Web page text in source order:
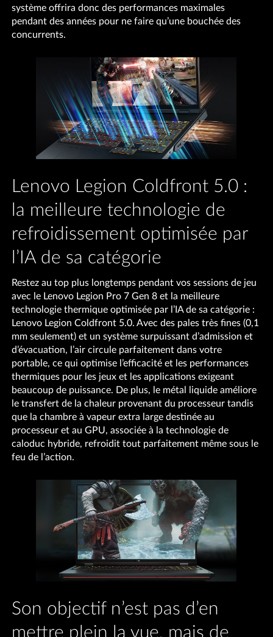
système offrira donc des performances maximales
pendant des années pour ne faire qu’une bouchée des
concurrents.
Lenovo Legion Coldfront 5.0 :
la meilleure technologie de
refroidissement optimisée par
l’IA de sa catégorie
Restez au top plus longtemps pendant vos sessions de jeu
avec le Lenovo Legion Pro 7 Gen 8 et la meilleure
technologie thermique optimisée par l’IA de sa catégorie :
Lenovo Legion Coldfront 5.0. Avec des pales très fines (0,1
mm seulement) et un système surpuissant d’admission et
d’évacuation, l’air circule parfaitement dans votre
portable, ce qui optimise l’efficacité et les performances
thermiques pour les jeux et les applications exigeant
beaucoup de puissance. De plus, le métal liquide améliore
le transfert de la chaleur provenant du processeur tandis
que la chambre à vapeur extra large destinée au
processeur et au GPU, associée à la technologie de
caloduc hybride, refroidit tout parfaitement même sous le
feu de l’action.
Son objectif n’est pas d’en
mettre plein la vue, mais de